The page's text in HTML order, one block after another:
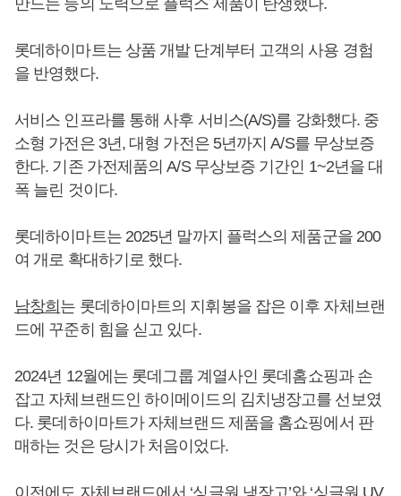
롯데하이마트는 상품 개발 단계부터 고객의 사용 경험
을 반영했다.
서비스 인프라를 통해 사후 서비스(A/S)를 강화했다. 중
소형 가전은 3년, 대형 가전은 5년까지 A/S를 무상보증
한다. 기존 가전제품의 A/S 무상보증 기간인 1~2년을 대
폭 늘린 것이다.
롯데하이마트는 2025년 말까지 플럭스의 제품군을 200
여 개로 확대하기로 했다.
남창희는 롯데하이마트의 지휘봉을 잡은 이후 자체브랜
드에 꾸준히 힘을 싣고 있다.
2024년 12월에는 롯데그룹 계열사인 롯데홈쇼핑과 손
잡고 자체브랜드인 하이메이드의 김치냉장고를 선보였
다. 롯데하이마트가 자체브랜드 제품을 홈쇼핑에서 판
매하는 것은 당시가 처음이었다.
이전에도 자체브랜드에서 ‘싱글원 냉장고’와 ‘싱글원 UV